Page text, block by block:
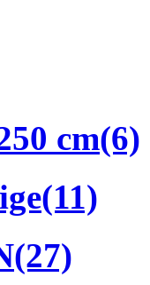
cm(6)
(11)
(27)